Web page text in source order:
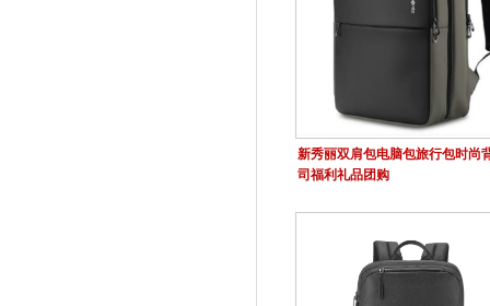
新秀丽双肩包电脑包旅行包时尚
司福利礼品团购